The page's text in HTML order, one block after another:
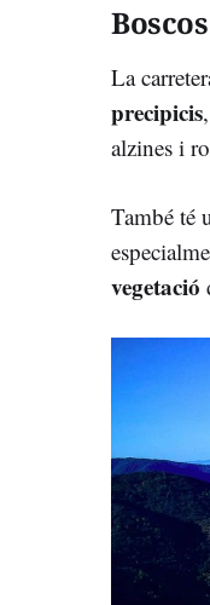
La
precipicis
alzines i
També té
vegetació